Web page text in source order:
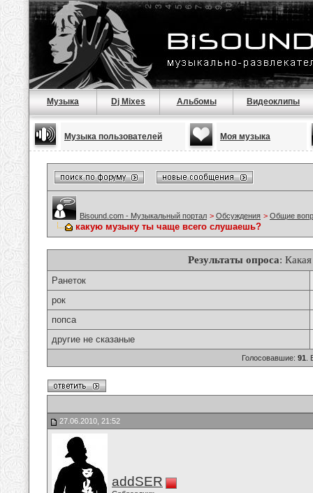
Музыка Dj Mixes Альбомы Видеоклипы
Музыка пользователей Моя музыка
Bisound.com - Музыкальный портал > Обсуждения > Общие
какую музыку ты чаще всего слушаешь?
Результаты опроса:
Ранеток
рок
попса
другие не сказаные
Голосовавшие: 91 .
27.06.2010, 21:52
addSER